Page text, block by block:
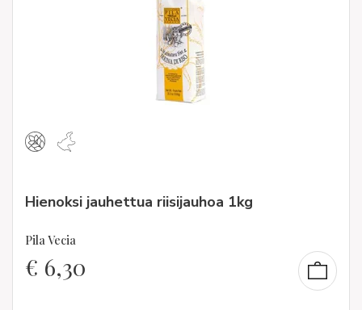
Hienoksi jauhettua riisijauhoa 1kg
Pila Vecia
€ 6,30